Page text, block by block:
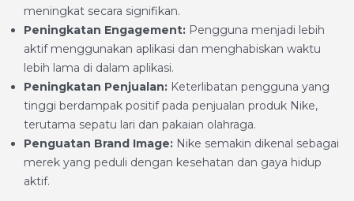
meningkat secara signifikan.
Peningkatan Engagement: Pengguna menjadi lebih
aktif menggunakan aplikasi dan menghabiskan waktu
lebih lama di dalam aplikasi.
Peningkatan Penjualan: Keterlibatan pengguna yang
tinggi berdampak positif pada penjualan produk Nike,
terutama sepatu lari dan pakaian olahraga.
Penguatan Brand Image: Nike semakin dikenal sebagai
merek yang peduli dengan kesehatan dan gaya hidup
aktif.